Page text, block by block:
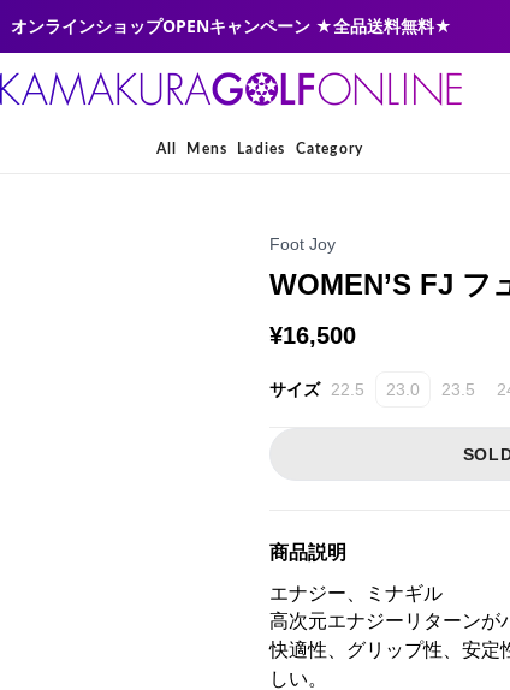
オンラインショップOPENキャンペーン ★全品送料無料★
All Mens Ladies Category
Foot Joy
WOMEN’S FJ フ
¥16,500
サイズ 22.5 23.0 23.5
商品説明
エナジー、ミナギル
高次元エナジーリターンが
快適性、グリップ性、安定
しい。